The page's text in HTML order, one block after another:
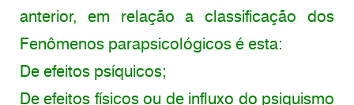
anterior, em relação a classificação dos
Fenômenos parapsicológicos é esta:
De efeitos psíquicos;
De efeitos físicos ou de influxo do psiquismo